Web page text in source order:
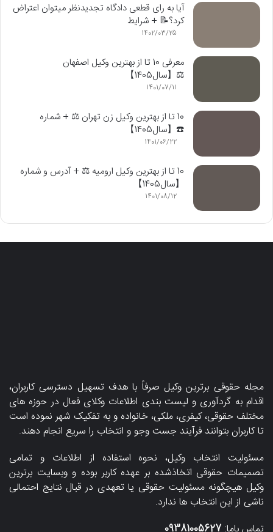
آیا به رای قطعی دادگاه تجدیدنظر میتوان اعتراض
کرد؟📝 + شرایط
1402/03/25
معرفی 10 تا از بهترین وکیل اصفهان
⚖️【سال1405】
1401/07/11
10 تا از بهترین وکیل زن تهران ⚖️ + شماره
☎️️【سال1405】
1401/06/22
10 تا از بهترین وکیل ارومیه ⚖️ + آدرس و شماره
【سال1405】
1401/08/12
مجله حقوقی برترین وکیل صرفاً با هدف تسهیل دسترسی کاربران،
اقدام به گردآوری و لیست بندی اطلاعات وکلای فعال در حوزه های
مختلف حقوقی، کیفری، ملکی، خانواده و به تفکیک شهر نموده است
تا کاربران بتوانند فرآیند جست وجو و انتخاب را سریع‌ انجام دهند.
مسئولیت انتخاب وکیل، نحوه استفاده از اطلاعات و تمامی
تصمیمات حقوقی اتخاذشده بر عهده کاربر بوده و وبسایت برترین
وکیل هیچگونه مسئولیت حقوقی یا تعهدی در قبال نتایج احتمالی
ناشی از این انتخاب ها ندارد.